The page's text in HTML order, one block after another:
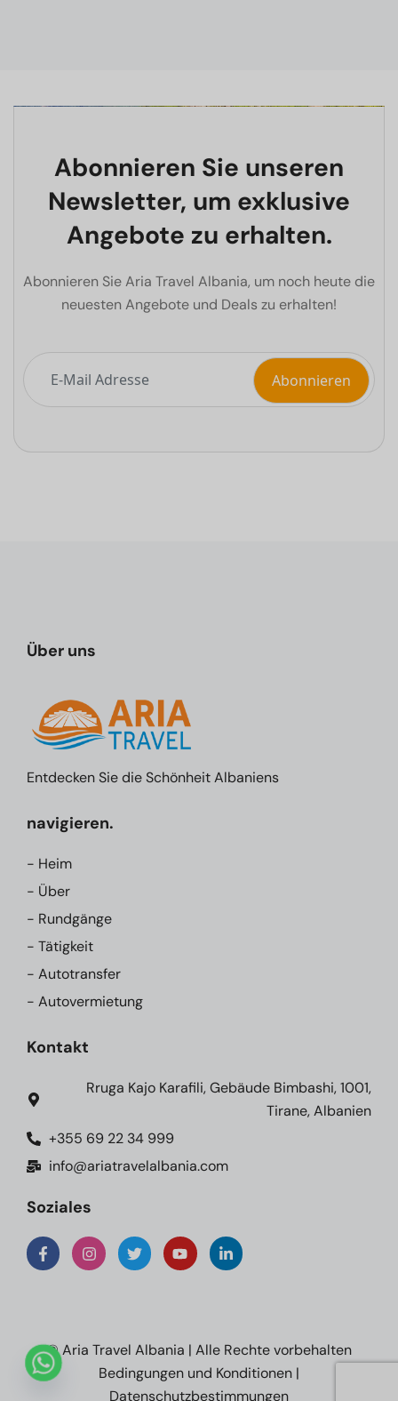
Abonnieren Sie unseren
Newsletter, um exklusive
Angebote zu erhalten.
Abonnieren Sie Aria Travel Albania, um noch heute die
neuesten Angebote und Deals zu erhalten!
Über uns
Entdecken Sie die Schönheit Albaniens
navigieren.
- Heim
- Über
- Rundgänge
- Tätigkeit
- Autotransfer
- Autovermietung
Kontakt
Rruga Kajo Karafili, Gebäude Bimbashi, 1001,
Tirane, Albanien
+355 69 22 34 999
info@ariatravelalbania.com
Soziales
© Aria Travel Albania | Alle Rechte vorbehalten
Bedingungen und Konditionen |
Datenschutzbestimmungen